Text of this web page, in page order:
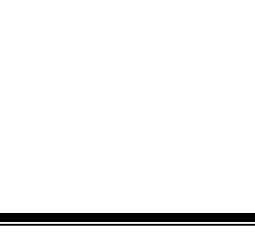
выселить из квартиры
крокодила, лису и других